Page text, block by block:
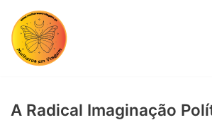
Skip
to
A Radical Imaginação